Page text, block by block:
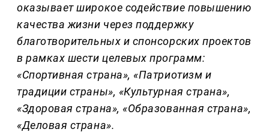
оказывает широкое содействие повышению
качества жизни через поддержку
благотворительных и спонсорских проектов
в рамках шести целевых программ:
«Спортивная страна», «Патриотизм и
традиции страны», «Культурная страна»,
«Здоровая страна», «Образованная страна»,
«Деловая страна».